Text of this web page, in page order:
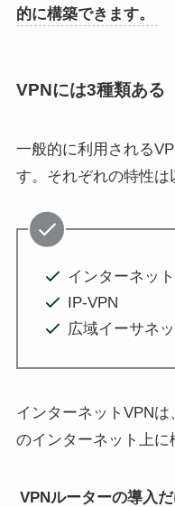
的に構築できます。
VPNには3種類ある
一般的に利用される
す。それぞれの特性は
インターネッ
IP-VPN
広域イーサネッ
インターネットVPN
のインターネット上に
VPNルーターの導入